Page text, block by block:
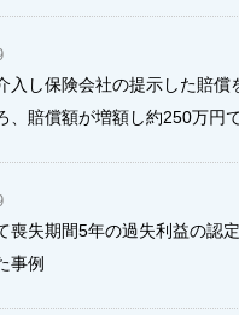
入し保険会社の提示した賠償
、賠償額が増額し約250万円
喪失期間5年の過失利益の認
事例